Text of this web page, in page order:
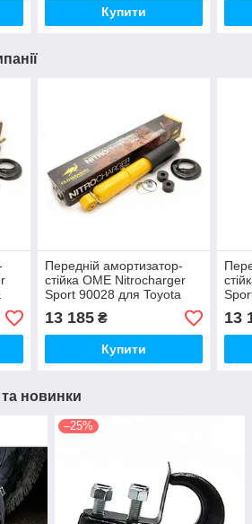
Купити
Передній амортизатор-
стійка OME Nitrocharger
Sport 90028 для Toyota
Fortuner 2015 - н. в.
13 185₴
Купити
13
та новинки
–25%